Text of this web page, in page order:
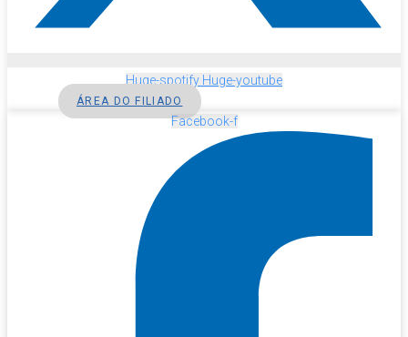
Huge-spotify Huge-youtube
ÁREA DO FILIADO
Facebook-f